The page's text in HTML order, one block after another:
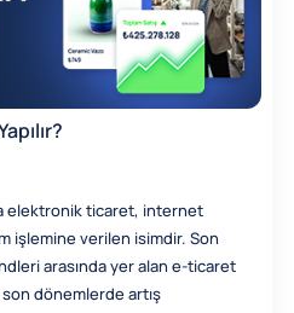
elektronik ticaret, internet
işlemine verilen isimdir. Son
arasında yer alan e-ticaret
dönemlerde artış